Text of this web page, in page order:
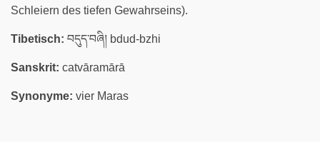
Schleiern des tiefen Gewahrseins).
Tibetisch: བདུད་བཞི། bdud-bzhi
Sanskrit: catvāramārā
Synonyme: vier Maras